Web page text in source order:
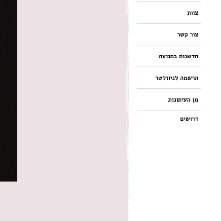
צוות
צור קשר
חדשנות בתנועה
הרשמה לניוזלטר
מן העיתונות
דרושים